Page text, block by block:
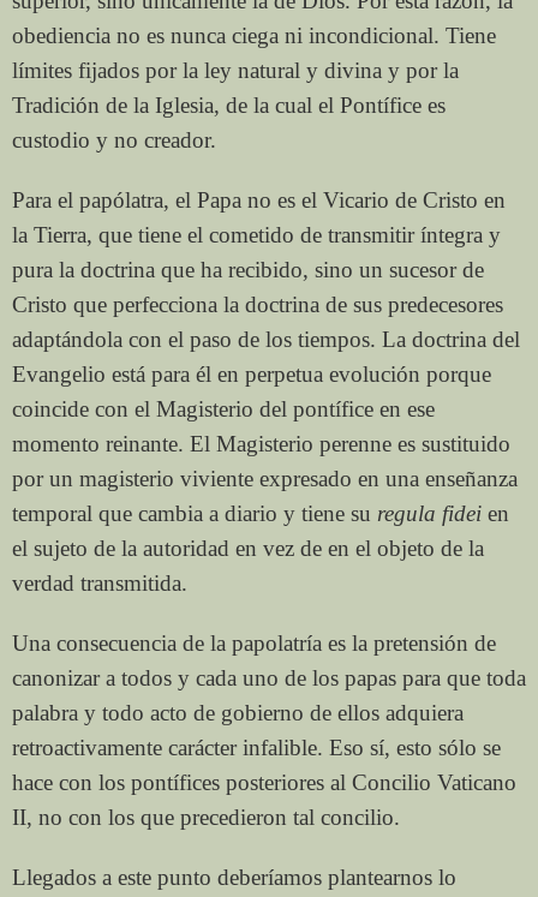
obediencia no es nunca ciega ni incondicional. Tiene
límites fijados por la ley natural y divina y por la
Tradición de la Iglesia, de la cual el Pontífice es
custodio y no creador.
Para el papólatra, el Papa no es el Vicario de Cristo en
la Tierra, que tiene el cometido de transmitir íntegra y
pura la doctrina que ha recibido, sino un sucesor de
Cristo que perfecciona la doctrina de sus predecesores
adaptándola con el paso de los tiempos. La doctrina del
Evangelio está para él en perpetua evolución porque
coincide con el Magisterio del pontífice en ese
momento reinante. El Magisterio perenne es sustituido
por un magisterio viviente expresado en una enseñanza
temporal que cambia a diario y tiene su regula fidei en
el sujeto de la autoridad en vez de en el objeto de la
verdad transmitida.
Una consecuencia de la papolatría es la pretensión de
canonizar a todos y cada uno de los papas para que toda
palabra y todo acto de gobierno de ellos adquiera
retroactivamente carácter infalible. Eso sí, esto sólo se
hace con los pontífices posteriores al Concilio Vaticano
II, no con los que precedieron tal concilio.
Llegados a este punto deberíamos plantearnos lo